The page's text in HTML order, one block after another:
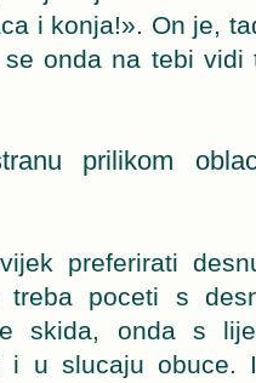
i konja!». On je,
onda na tebi vidi
prilikom
preferirati
treba poceti s
skida, onda s
u slucaju obuce.